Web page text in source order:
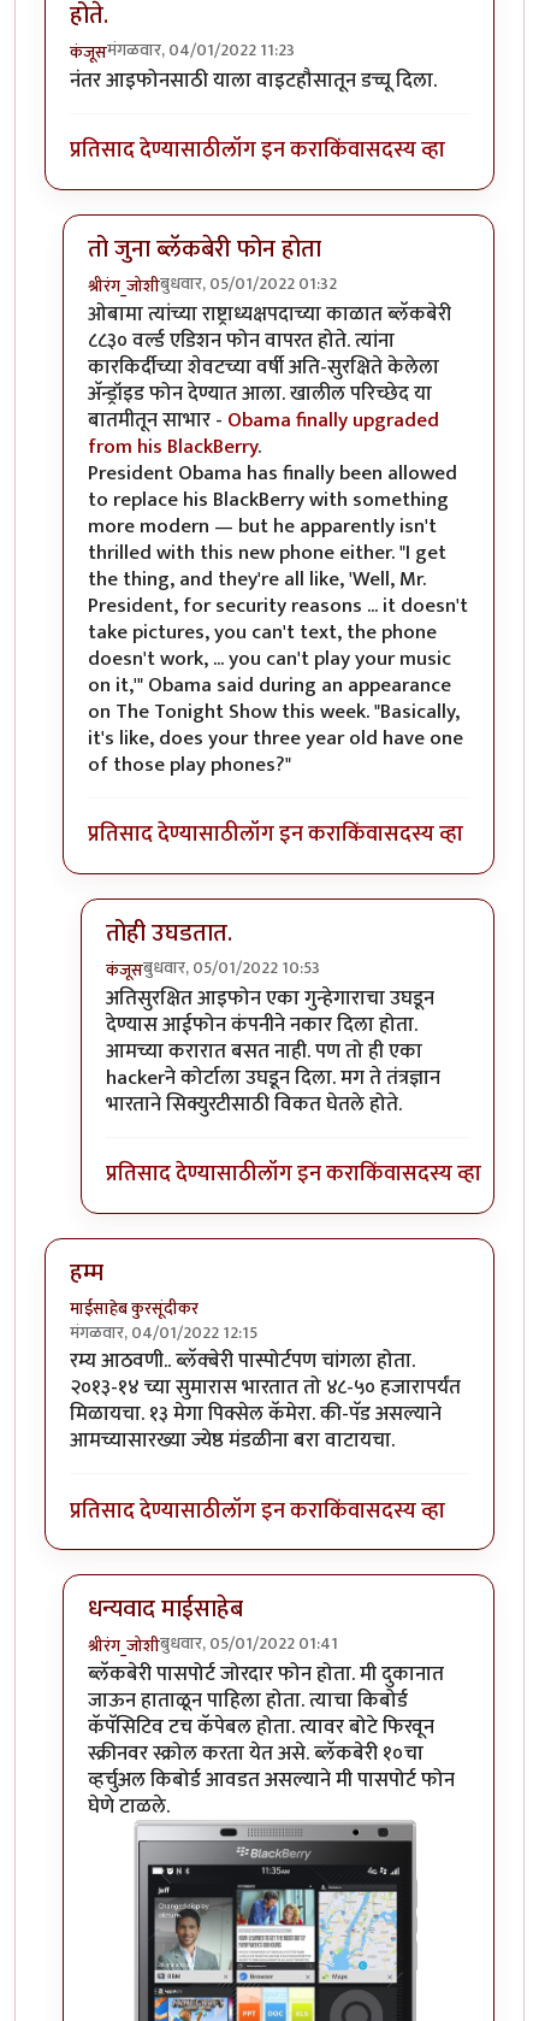
होते.
कंजूसमंगळवार, 04/01/2022 11:23
नंतर आइफोनसाठी याला वाइटहौसातून डच्चू दिला.
प्रतिसाद देण्यासाठीलॉग इन कराकिंवासदस्य व्हा
तो जुना ब्लॅकबेरी फोन होता
श्रीरंग_जोशीबुधवार, 05/01/2022 01:32
In reply toUsA मध्ये वाईट हाऊस हाच वापरत होते.
ओबामा त्यांच्या राष्ट्राध्यक्षपदाच्या काळात ब्लॅकबेरी
८८३० वर्ल्ड एडिशन फोन वापरत होते. त्यांना
कारकिर्दीच्या शेवटच्या वर्षी अति-सुरक्षिते केलेला
अ‍ॅन्ड्रॉइड फोन देण्यात आला. खालील परिच्छेद या
बातमीतून साभार - Obama finally upgraded
from his BlackBerry.
President Obama has finally been allowed
to replace his BlackBerry with something
more modern — but he apparently isn't
thrilled with this new phone either. "I get
the thing, and they're all like, 'Well, Mr.
President, for security reasons ... it doesn't
take pictures, you can't text, the phone
doesn't work, ... you can't play your music
on it,'" Obama said during an appearance
on The Tonight Show this week. "Basically,
it's like, does your three year old have one
of those play phones?"
प्रतिसाद देण्यासाठीलॉग इन कराकिंवासदस्य व्हा
तोही उघडतात.
कंजूसबुधवार, 05/01/2022 10:53
In reply toतो जुना ब्लॅकबेरी फोन होताbyश्रीरंग_जोशी
अतिसुरक्षित आइफोन एका गुन्हेगाराचा उघडून
देण्यास आईफोन कंपनीने नकार दिला होता.
आमच्या करारात बसत नाही. पण तो ही एका
hackerने कोर्टाला उघडून दिला. मग ते तंत्रज्ञान
भारताने सिक्युरटीसाठी विकत घेतले होते.
प्रतिसाद देण्यासाठीलॉग इन कराकिंवासदस्य व्हा
हम्म
माईसाहेब कुरसूंदीकर
मंगळवार, 04/01/2022 12:15
रम्य आठवणी.. ब्लॅक्बेरी पास्पोर्टपण चांगला होता.
२०१३-१४ च्या सुमारास भारतात तो ४८-५० हजारापर्यंत
मिळायचा. १३ मेगा पिक्सेल कॅमेरा. की-पॅड असल्याने
आमच्यासारख्या ज्येष्ठ मंडळीना बरा वाटायचा.
प्रतिसाद देण्यासाठीलॉग इन कराकिंवासदस्य व्हा
धन्यवाद माईसाहेब
श्रीरंग_जोशीबुधवार, 05/01/2022 01:41
In reply toहम्मbyमाईसाहेब कुरसूंदीकर
ब्लॅकबेरी पासपोर्ट जोरदार फोन होता. मी दुकानात
जाऊन हाताळून पाहिला होता. त्याचा किबोर्ड
कॅपॅसिटिव टच कॅपेबल होता. त्यावर बोटे फिरवून
स्क्रीनवर स्क्रोल करता येत असे. ब्लॅकबेरी १०चा
व्हर्चुअल किबोर्ड आवडत असल्याने मी पासपोर्ट फोन
घेणे टाळले.